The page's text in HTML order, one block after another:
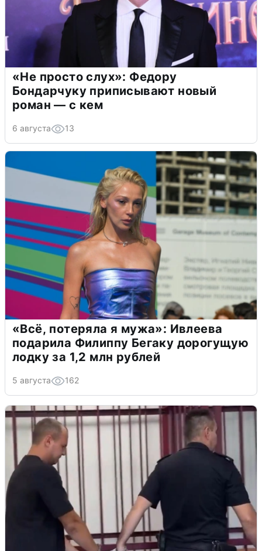
«Не просто слух»: Федору
Бондарчуку приписывают новый
роман — с кем
6 августа 13
«Всё, потеряла я мужа»: Ивлеева
подарила Филиппу Бегаку дорогущую
лодку за 1,2 млн рублей
5 августа 162